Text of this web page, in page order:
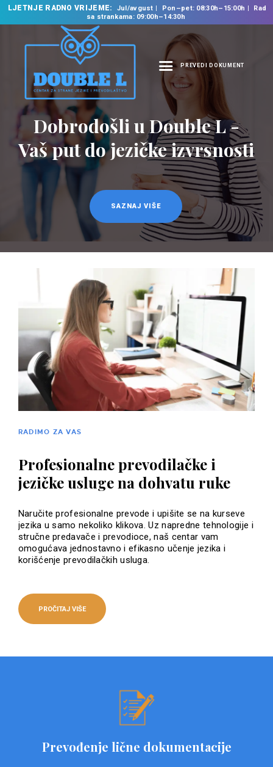
LJETNJE RADNO VRIJEME: Jul/avgust Pon–pet: 08:30h–15:00h
Rad
sa strankama: 09:00h–14:30h
PREVEDI DOKUMENT
NASLOVNA
O NAMA
NAŠE USLUGE
ŠKOLA STRANIH
JEZIKA
PREVODILAČKI BIRO
KURSEVI
NOVOSTI
KONTAKT
Prevodilačke usluge
na 35 jezika
SAZNAJ VIŠE
RADIMO ZA VAS
Profesionalne prevodilačke i
jezičke usluge na dohvatu ruke
Naručite profesionalne prevode i upišite se na kurseve
jezika u samo nekoliko klikova. Uz napredne tehnologije i
stručne predavače i prevodioce, naš centar vam
omogućava jednostavno i efikasno učenje jezika i
korišćenje prevodilačkih usluga.
PROČITAJ VIŠE
Prevođenje lične dokumentacije